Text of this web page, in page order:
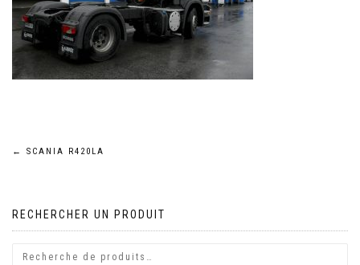
Navigation
l’article
← SCANIA R420LA
RECHERCHER UN PRODUIT